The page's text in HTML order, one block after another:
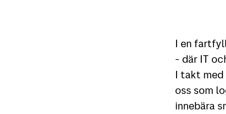
I en
- där IT
I takt med
oss som
innebära